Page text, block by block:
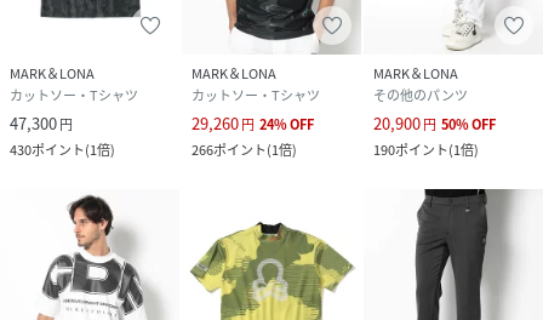
MARK＆LONA
カットソー・Tシャツ
47,300円
430ポイント(1倍)
MARK＆LONA
カットソー・Tシャツ
29,260円 24%OFF
266ポイント(1倍)
MARK＆LONA
その他のパンツ
20,900円 50%OFF
190ポイント(1倍)